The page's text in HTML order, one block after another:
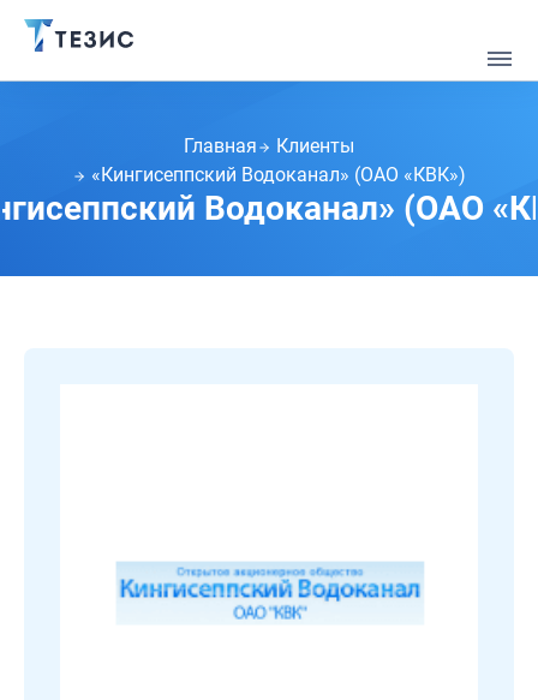
Главная
Клиенты
«Кингисеппский Водоканал» (ОАО «КВК»)
Водоканал» (ОАО